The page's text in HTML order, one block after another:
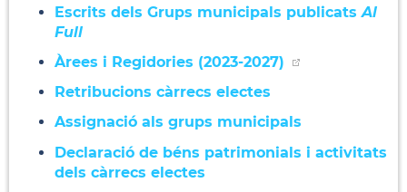
Escrits dels Grups municipals publicatsAl
Full
Àrees i Regidories (2023-2027)
Retribucions càrrecs electes
Assignació als grups municipals
Declaració de béns patrimonials i activitats
dels càrrecs electes